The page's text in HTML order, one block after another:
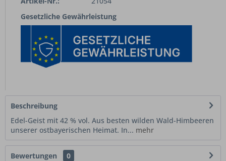
Gesetzliche Gewährleistung
Beschreibung
Edel-Geist mit 42 % vol. Aus besten wilden Wald-Himbeeren
unserer ostbayerischen Heimat. In... mehr
Bewertungen
0